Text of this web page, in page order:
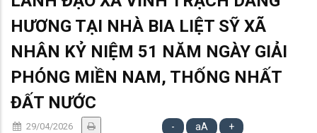
HƯƠNG TẠI NHÀ BIA LIỆT SỸ XÃ
NHÂN KỶ NIỆM 51 NĂM NGÀY GIẢI
PHÓNG MIỀN NAM, THỐNG NHẤT
ĐẤT NƯỚC
29/04/2026 - aA +